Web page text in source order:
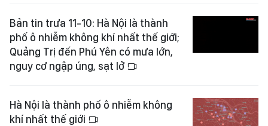
Bản tin trưa 11-10: Hà Nội là thành
phố ô nhiễm không khí nhất thế giới;
Quảng Trị đến Phú Yên có mưa lớn,
nguy cơ ngập úng, sạt lở
Hà Nội là thành phố ô nhiễm không
khí nhất thế giới